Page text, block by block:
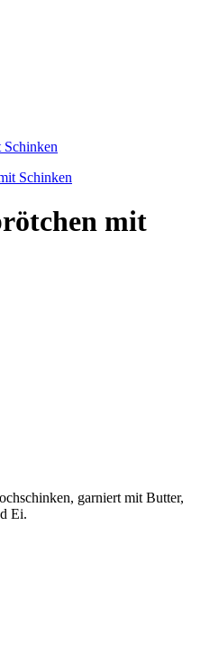
Schinken
mit
garniert mit Butter,
Ei.